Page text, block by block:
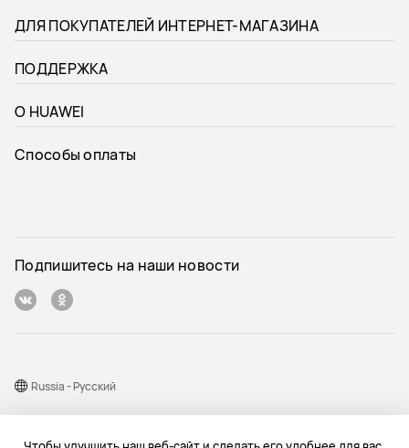
ДЛЯ ПОКУПАТЕЛЕЙ ИНТЕРНЕТ-МАГАЗИНА
ПОДДЕРЖКА
О HUAWEI
Способы оплаты
Подпишитесь на наши новости
Russia - Pусский